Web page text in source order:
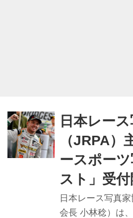
日本レー
（JRPA）
ースポー
スト」受付
日本レース写真家
会長 小林稔）は